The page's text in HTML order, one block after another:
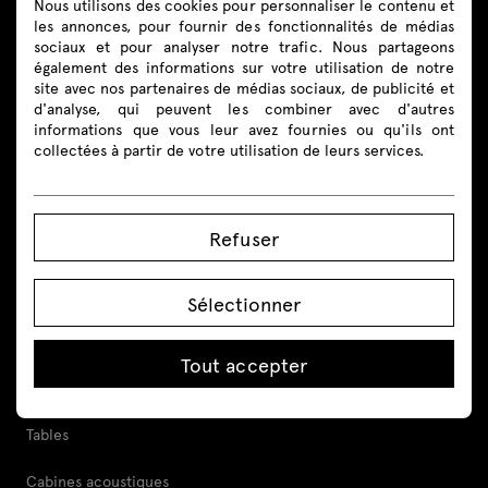
Suivez-nous
Produits
Tout
Bureaux
Bureaux réglables en hauteur
Tables
Cabines acoustiques
Nous utilisons des cookies pour personnaliser le contenu et
les annonces, pour fournir des fonctionnalités de médias
sociaux et pour analyser notre trafic. Nous partageons
également des informations sur votre utilisation de notre
site avec nos partenaires de médias sociaux, de publicité et
d'analyse, qui peuvent les combiner avec d'autres
informations que vous leur avez fournies ou qu'ils ont
collectées à partir de votre utilisation de leurs services.
Refuser
Sélectionner
Tout accepter